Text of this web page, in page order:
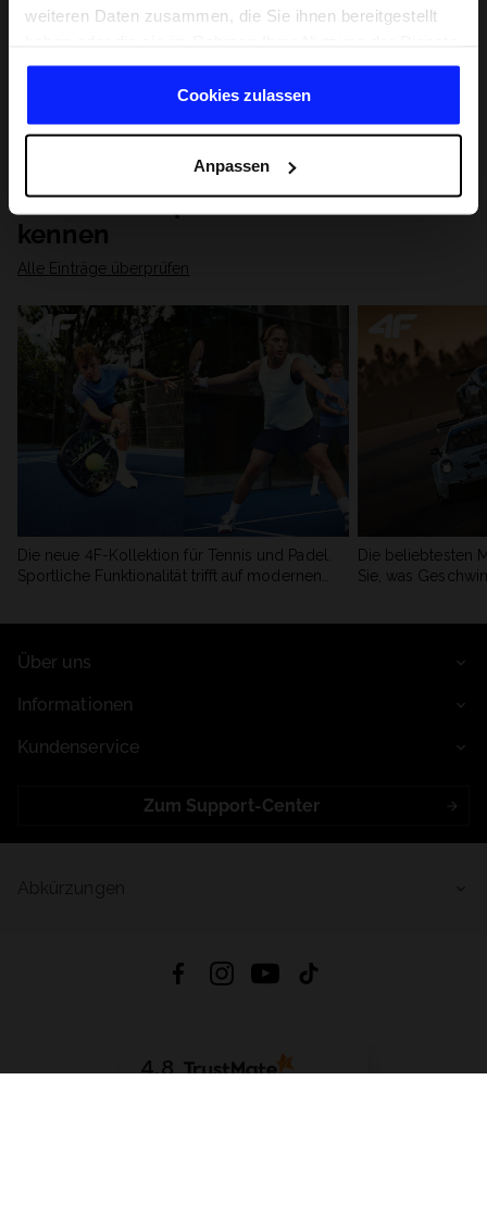
weiteren Daten zusammen, die Sie ihnen bereitgestellt
gesammelt haben.
Cookies zulassen
Anpassen
Lernen Sie Sport von Grund auf
kennen
Alle Einträge überprüfen
Die neue 4F-Kollektion für Tennis und Padel.
Sportliche Funktionalität trifft auf modernen
Die beliebtesten
Sie, was
Über uns
Informationen
Kundenservice
Zum Support-Center
4.8